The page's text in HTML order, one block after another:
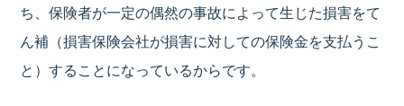
ち、保険者が一定の偶然の事故によって生じた損害をて
ん補（損害保険会社が損害に対しての保険金を支払うこ
と）することになっているからです。